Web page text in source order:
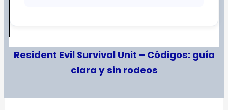
Resident Evil Survival Unit – Códigos: guía
clara y sin rodeos